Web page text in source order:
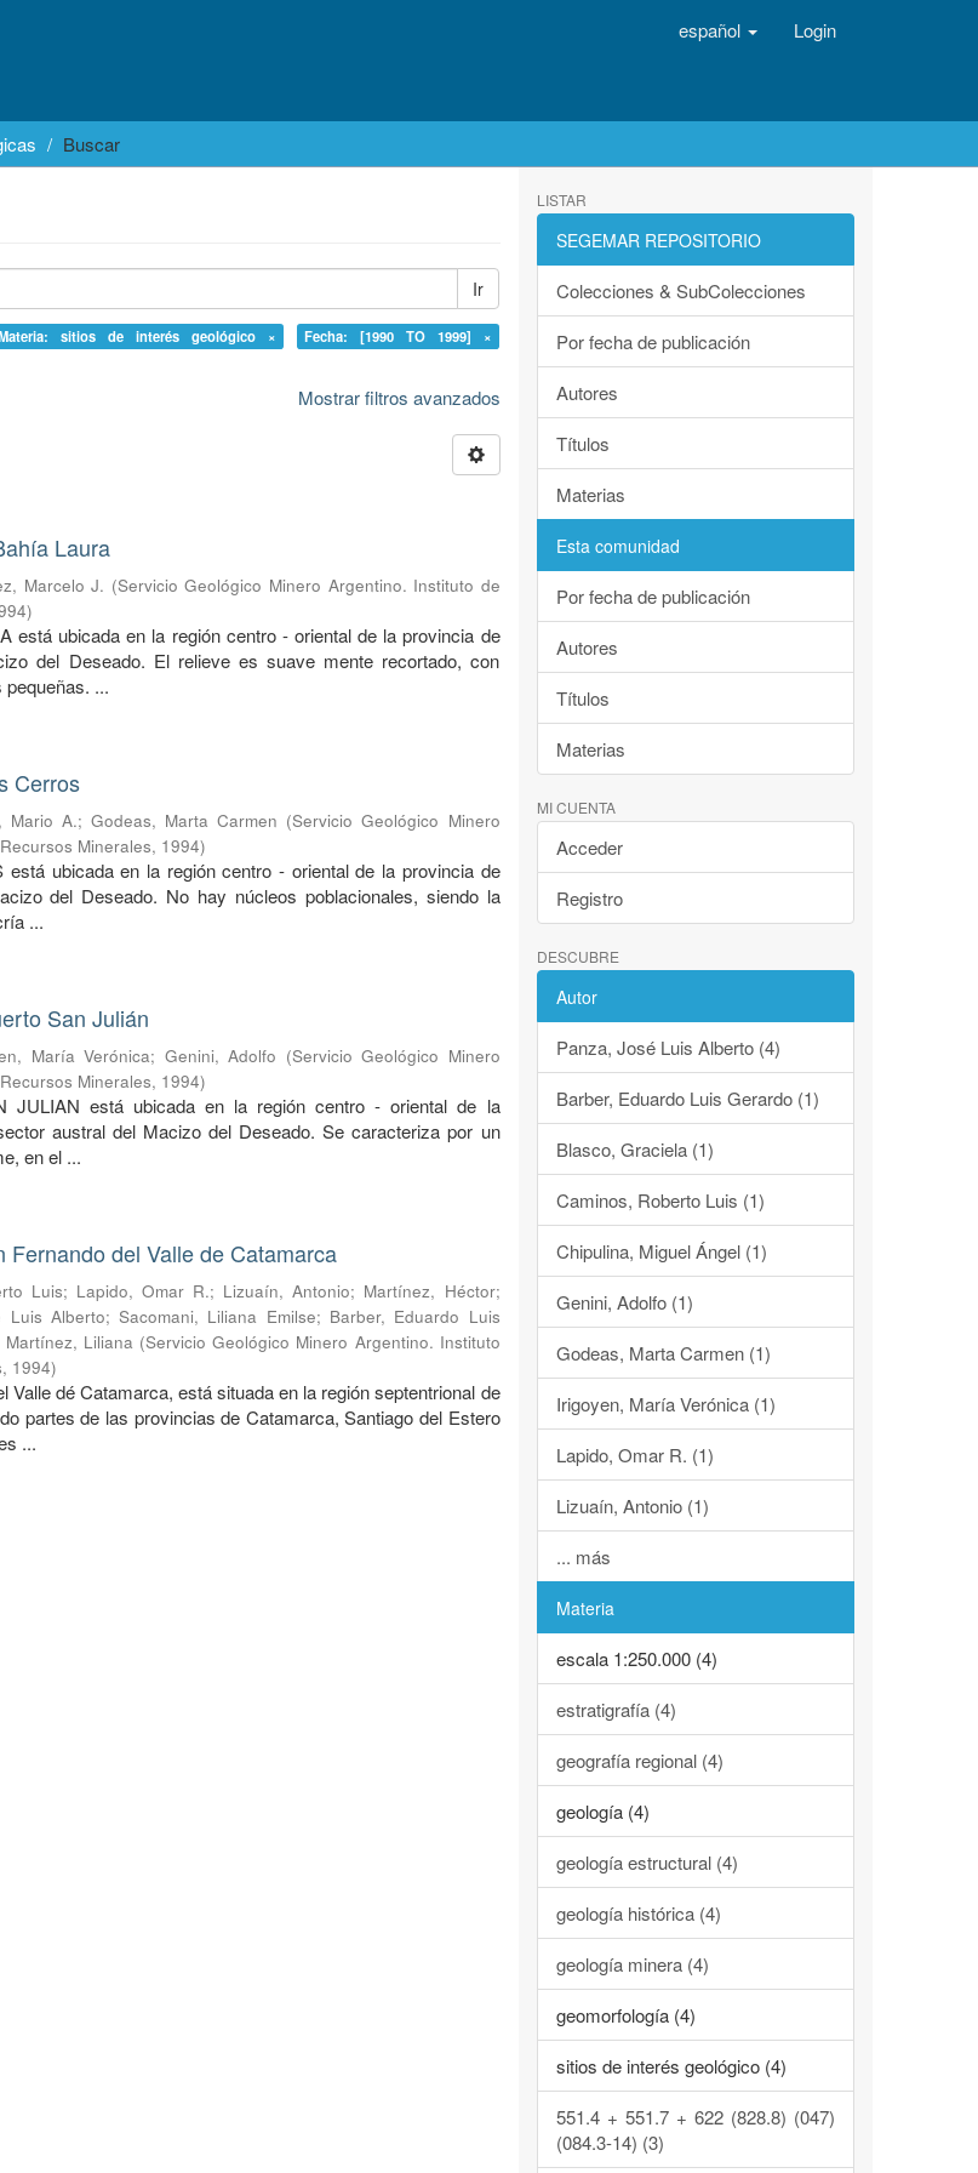
español Login
Buscar
Ir
sitios de interés geológico ×
Fecha: [1990 TO 1999] ×
Mostrar filtros avanzados
Laura
Marcelo J. (Servicio Geológico Minero Argentino. Instituto de
)
está ubicada en la región centro - oriental de la provincia de
del Deseado. El relieve es suave mente recortado, con
...
Cerros
Mario A.;Godeas, Marta Carmen (Servicio Geológico Minero
Minerales, 1994)
ubicada en la región centro - oriental de la provincia de
del Deseado. No hay núcleos poblacionales, siendo la
...
San Julián
María Verónica; Genini, Adolfo (Servicio Geológico Minero
Minerales, 1994)
JULIAN está ubicada en la región centro - oriental de la
austral del Macizo del Deseado. Se caracteriza por un
en el ...
Fernando del Valle de Catamarca
Luis; Lapido, Omar R.; Lizuaín, Antonio; Martínez, Héctor;
Luis Alberto;Sacomani, Liliana Emilse; Barber, Eduardo Luis
Martínez, Liliana (Servicio Geológico Minero Argentino. Instituto
, 1994)
Valle dé Catamarca, está situada en la región septentrional de
partes de las provincias de Catamarca, Santiago del Estero
...
LISTAR
SEGEMAR REPOSITORIO
Colecciones & SubColecciones
Por fecha de publicación
Autores
Títulos
Materias
Esta comunidad
Por fecha de publicación
Autores
Títulos
Materias
MI CUENTA
Acceder
Registro
DESCUBRE
Autor
Panza, José Luis Alberto (4)
Barber, Eduardo Luis Gerardo (1)
Blasco, Graciela (1)
Caminos, Roberto Luis (1)
Chipulina, Miguel Ángel (1)
Genini, Adolfo (1)
Godeas, Marta Carmen (1)
Irigoyen, María Verónica (1)
Lapido, Omar R. (1)
Lizuaín, Antonio (1)
... más
Materia
escala 1:250.000 (4)
estratigrafía (4)
geografía regional (4)
geología (4)
geología estructural (4)
geología histórica (4)
geología minera (4)
geomorfología (4)
sitios de interés geológico (4)
551.4 + 551.7 + 622 (828.8) (047)
(084.3-14) (3)